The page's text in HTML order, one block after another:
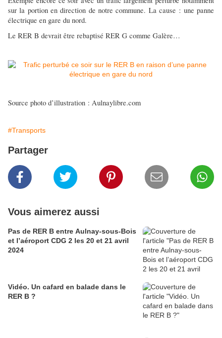
sur la portion en direction de notre commune. La cause : une panne
électrique en gare du nord.
Le RER B devrait être rebaptisé RER G comme Galère…
Source photo d’illustration : Aulnaylibre.com
#Transports
Partager
Vous aimerez aussi
Pas de RER B entre Aulnay-sous-Bois
et l’aéroport CDG 2 les 20 et 21 avril
2024
Vidéo. Un cafard en balade dans le
RER B ?